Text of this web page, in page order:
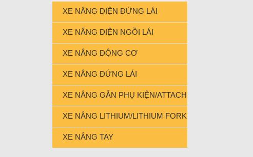
XE NÂNG ĐIỆN ĐỨNG LÁI
XE NÂNG ĐIỆN NGỒI LÁI
XE NÂNG ĐỘNG CƠ
XE NÂNG ĐỨNG LÁI
XE NÂNG GẮN PHỤ KIỆN/ATTACHMENT FORKLIFT
XE NÂNG LITHIUM/LITHIUM FORKLIFT
XE NÂNG TAY